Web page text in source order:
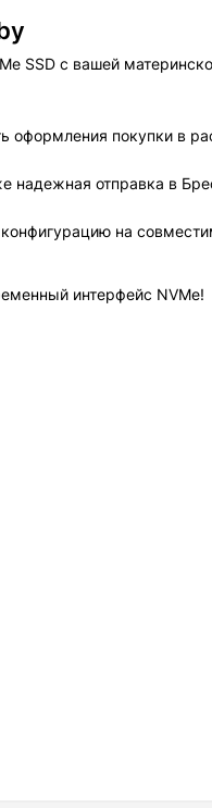
SSD с вашей
оформления покупки в
надежная отправка в
на
интерфейс NVMe!